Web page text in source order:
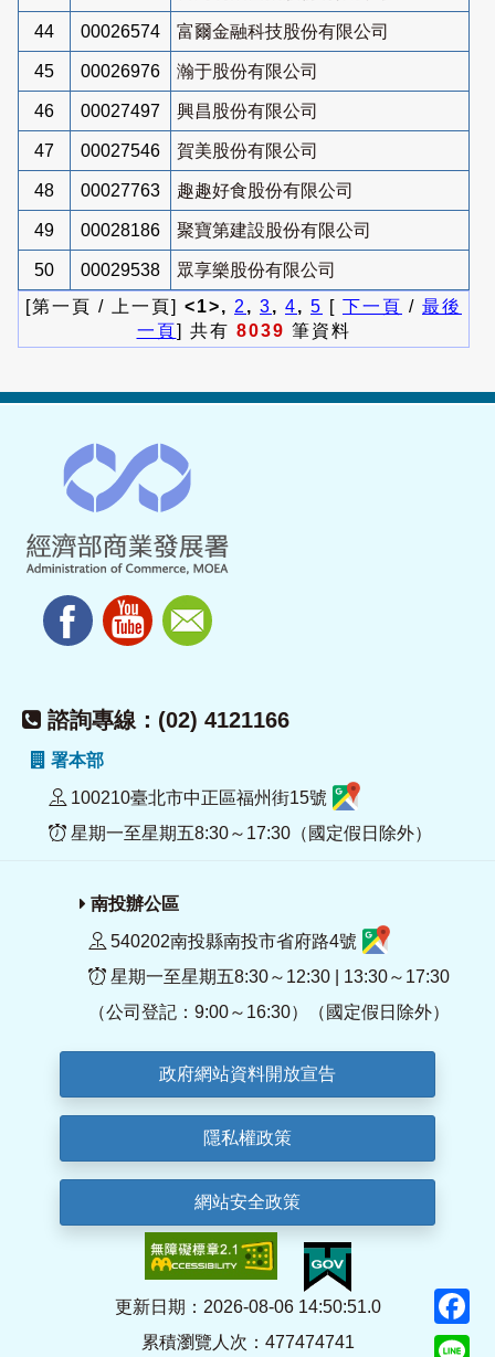
44 00026574 富爾金融科技股份有限公司
45 00026976 瀚于股份有限公司
46 00027497 興昌股份有限公司
47 00027546 賀美股份有限公司
48 00027763 趣趣好食股份有限公司
49 00028186 聚寶第建設股份有限公司
50 00029538
眾享樂股份有限公司
[第一頁 / 上一頁] <1>, 2 , 3, 4, 5 [ 下一頁 / 最後
一頁] 共有 8039 筆資料
諮詢專線：(02) 4121166
署本部
100210臺北市中正區福州街15號
星期一至星期五8:30～17:30（國定假日除外）
南投辦公區
540202南投縣南投市省府路4號
星期一至星期五8:30～12:30 | 13:30～17:30
（公司登記：9:00～16:30）（國定假日除外）
政府網站資料開放宣告
隱私權政策
網站安全政策
更新日期：2026-08-06 14:50:51.0
累積瀏覽人次：477474741